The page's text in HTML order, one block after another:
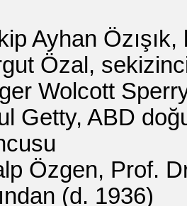
Ayhan
Özal,
Wolcott
Getty, ABD
Özgen, Prof.
(d. 1936)